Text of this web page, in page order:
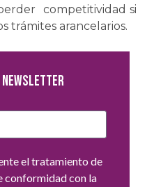
competitividad si
trámites arancelarios.
newsletter
el tratamiento de
conformidad con la